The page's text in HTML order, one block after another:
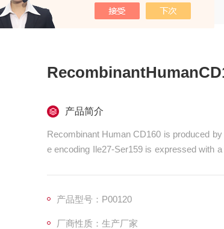
产品简介
Recombinant Human CD160 is produced
e encoding Ile27-Ser159 is expressed with
产品型号：P00120
厂商性质：生产厂家